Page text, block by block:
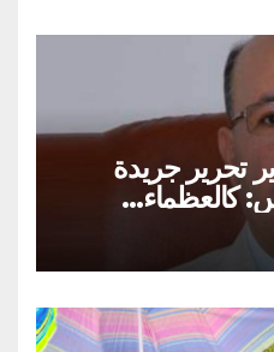
مدير تحرير جريدة
كالعظماء…